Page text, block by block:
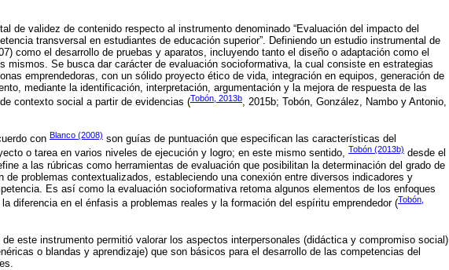
de validez de contenido respecto al instrumento denominado “Evaluación del impacto del
transversal en estudiantes de educación superior”. Definiendo un estudio instrumental de
como el desarrollo de pruebas y aparatos, incluyendo tanto el diseño o adaptación como el
mismos. Se busca dar carácter de evaluación socioformativa, la cual consiste en estrategias
emprendedoras, con un sólido proyecto ético de vida, integración en equipos, generación de
mediante la identificación, interpretación, argumentación y la mejora de respuesta de las
contexto social a partir de evidencias (Tobón, 2013b, 2015b; Tobón, González, Nambo y Antonio,
con Blanco (2008) son guías de puntuación que especifican las características del
o tarea en varios niveles de ejecución y logro; en este mismo sentido, Tobón (2013b) desde el
a las rúbricas como herramientas de evaluación que posibilitan la determinación del grado de
de problemas contextualizados, estableciendo una conexión entre diversos indicadores y
Es así como la evaluación socioformativa retoma algunos elementos de los enfoques
diferencia en el énfasis a problemas reales y la formación del espíritu emprendedor (Tobón,
este instrumento permitió valorar los aspectos interpersonales (didáctica y compromiso social)
o blandas y aprendizaje) que son básicos para el desarrollo de las competencias del